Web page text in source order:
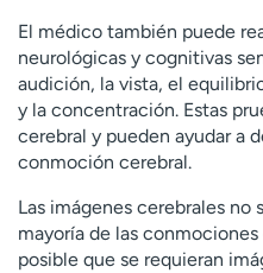
El médico también puede
neurológicas y cognitivas
audición, la vista, el
y la concentración. Estas
cerebral y pueden ayudar a
conmoción cerebral.
Las imágenes cerebrales no
mayoría de las
posible que se requieran